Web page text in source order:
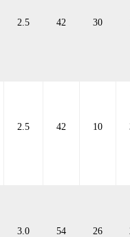
2.5 42 30
2.5 42 10
3.0 54 26